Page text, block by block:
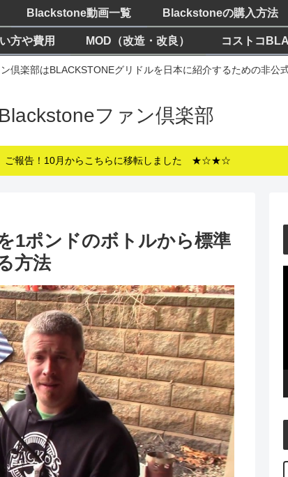
倶楽部はBLACKSTONEグリドルを日本に紹介するための非公
Blackstone動画一覧 Blackstoneの購入方法
方や費用 MOD（改造・改良） コストコ
告！10月からこちらに移転しました ★☆★☆
1ポンドのボトルから標準
方法